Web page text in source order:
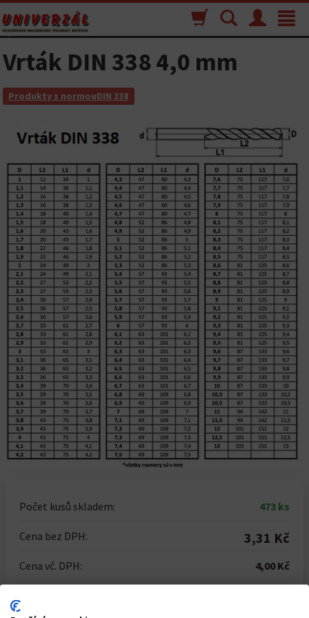
Toggle
Menu
Vyhľadávanie
Nákupný
košík
Vrták DIN 338 4,0 mm
Produkty s normouDIN 338
Počet kusů skladem: 473 ks
Cena bez DPH: 3,31 Kč
Cena vč. DPH: 4,00 Kč
Počet kusů